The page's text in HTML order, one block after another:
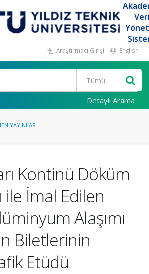
Araştırmacı Girişi English
Detaylı Arama
YAYINLAR
Kontinü Döküm
ile İmal Edilen
Alaşımı
Biletlerinin
Etüdü